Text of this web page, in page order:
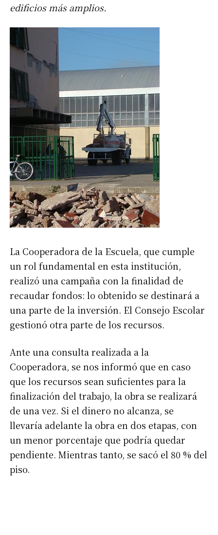
edificios más amplios.
La Cooperadora de la Escuela, que cumple
un rol fundamental en esta institución,
realizó una campaña con la finalidad de
recaudar fondos: lo obtenido se destinará a
una parte de la inversión. El Consejo Escolar
gestionó otra parte de los recursos.
Ante una consulta realizada a la
Cooperadora, se nos informó que en caso
que los recursos sean suficientes para la
finalización del trabajo, la obra se realizará
de una vez. Si el dinero no alcanza, se
llevaría adelante la obra en dos etapas, con
un menor porcentaje que podría quedar
pendiente. Mientras tanto, se sacó el 80 % del
piso.